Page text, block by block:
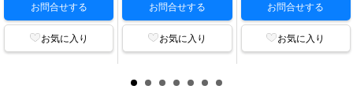
お問合せする
お気に入り
お問合せする
お気に入り
お問合せする
お気に入り